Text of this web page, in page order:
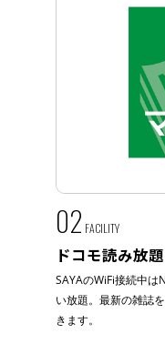
02 FACILITY
ドコモ読み放題
SAYAのWiFi接続中
い放題。最新の雑誌
きます。